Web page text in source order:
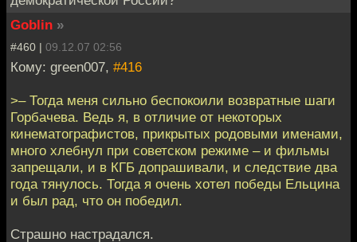
Goblin »
#460 | 09.12.07 02:56
Кому: green007, #416
>– Тогда меня сильно беспокоили возвратные шаги
Горбачева. Ведь я, в отличие от некоторых
кинематографистов, прикрытых родовыми именами,
много хлебнул при советском режиме – и фильмы
запрещали, и в КГБ допрашивали, и следствие два
года тянулось. Тогда я очень хотел победы Ельцина
и был рад, что он победил.
Страшно настрадался.